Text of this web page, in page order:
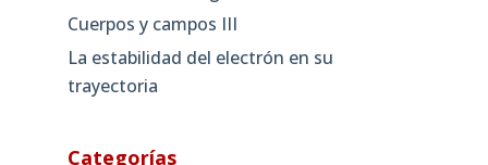
Cuerpos y campos III
La estabilidad del electrón en su
trayectoria
Categorías